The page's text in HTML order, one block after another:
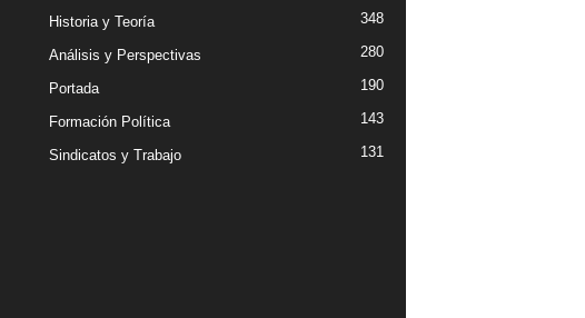
Historia y Teoría 348
Análisis y Perspectivas 280
Portada 190
Formación Política 143
Sindicatos y Trabajo 131